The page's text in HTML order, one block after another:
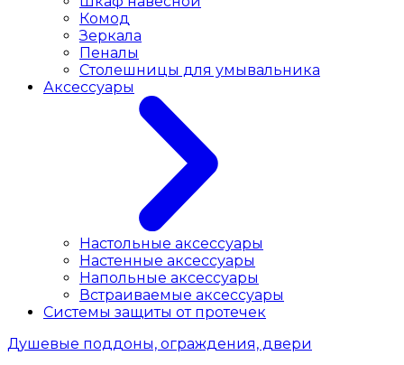
Комод
Зеркала
Пеналы
Столешницы для умывальника
Аксессуары
Настольные аксессуары
Настенные аксессуары
Напольные аксессуары
Встраиваемые аксессуары
Системы защиты от протечек
Душевые поддоны, ограждения, двери